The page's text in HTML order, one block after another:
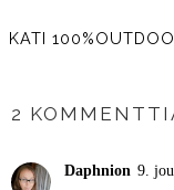
KATI
2
Daphnion 9.